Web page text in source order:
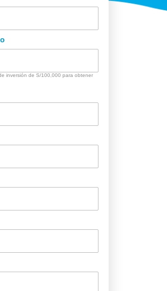
inversión de S/100,000 para obtener